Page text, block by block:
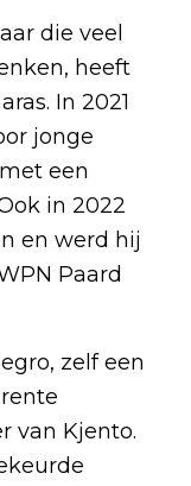
die veel
heeft
In 2021
jonge
een
in 2022
en werd hij
Paard
zelf een
van Kjento.